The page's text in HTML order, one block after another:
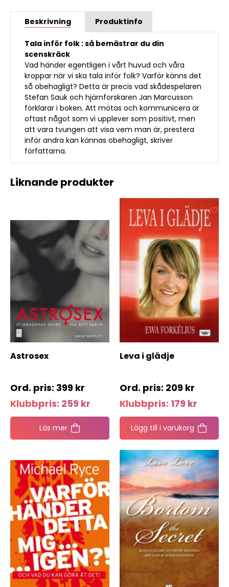
Beskrivning Produktinfo
Tala inför folk : så bemästrar du din
scenskräck
Vad händer egentligen i vårt huvud och våra
kroppar när vi ska tala inför folk? Varför känns det
så obehagligt? Detta är precis vad skådespelaren
Stefan Sauk och hjärnforskaren Jan Marcusson
förklarar i boken. Att mötas och kommunicera är
oftast något som vi upplever som positivt, men
att vara tvungen att visa vem man är, prestera
inför andra kan kännas obehagligt, skriver
författarna.
Liknande produkter
Astrosex
399 kr
Klubbpris: 259 kr
Läs mer
Leva i glädje
209 kr
Klubbpris: 179 kr
Lägg till i varukorg